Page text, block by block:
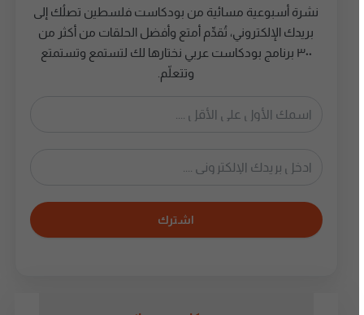
نشرة أسبوعية مسائية من بودكاست فلسطين تصلُك إلى
بريدك الإلكتروني، تُقدِّم أمتع وأفضل الحلقات من أكثر من
٣٠٠ برنامج بودكاست عربي نختارها لك لتستمع وتستمتع
وتتعلّم.
اشترك